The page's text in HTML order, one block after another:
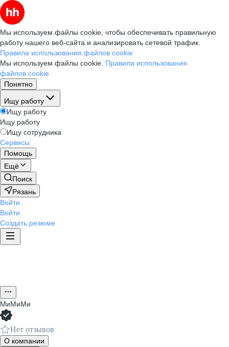
Мы используем файлы cookie, чтобы обеспечивать правильную
работу нашего веб-сайта и анализировать сетевой трафик.
Правила использования файлов cookie
Мы используем файлы cookie. Правила использования
файлов cookie
Понятно
Ищу работу
Ищу работу
Ищу работу
Ищу сотрудника
Сервисы
Помощь
Ещё
Поиск
Рязань
Войти
Войти
Создать резюме
МиМиМи
Нет отзывов
О компании